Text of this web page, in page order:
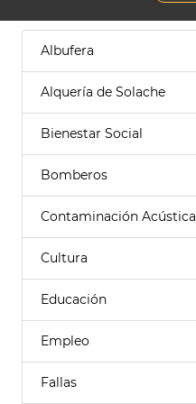
Albufera
Alquería de Solache
Bienestar Social
Bomberos
Contaminación Acústica
Cultura
Educación
Empleo
Fallas